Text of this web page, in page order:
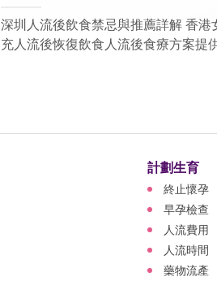
深圳人流後飲食禁忌與推薦詳解 香
充人流後恢復飲食人流後食療方案提
計劃生育
終止懷孕
早孕檢查
人流費用
人流時間
藥物流產